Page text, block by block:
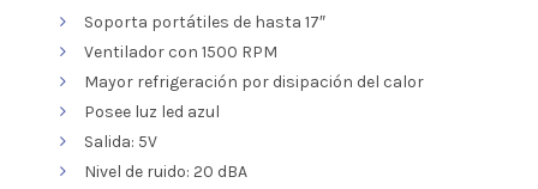
Soporta portátiles de hasta 17″
Ventilador con 1500 RPM
Mayor refrigeración por disipación del calor
Posee luz led azul
Salida: 5V
Nivel de ruido: 20 dBA